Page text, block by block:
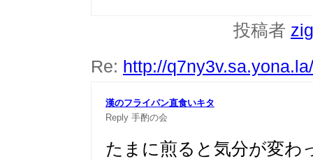
投稿者
Re: http://
漢のフライパン直食いキタ
Reply 手酌の会
たまに煎ると気分が変わ